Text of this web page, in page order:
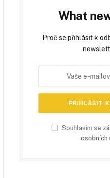
What
Proč se přihlásit k
Souhlasím se
osobních